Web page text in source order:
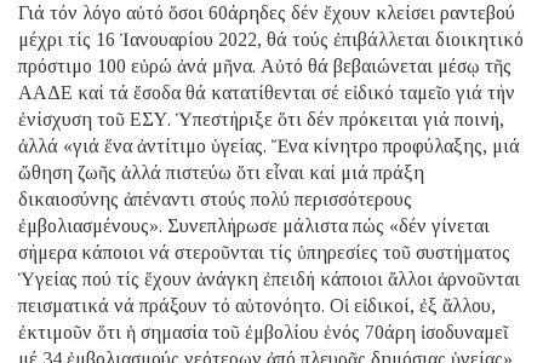
Γιά τόν λόγο αὐτό ὅσοι 60άρηδες δέν ἔχουν κλείσει ραντεβού
μέχρι τίς 16 Ἰανουαρίου 2022, θά τούς ἐπιβάλλεται διοικητικό
πρόστιμο 100 εὐρώ ἀνά μῆνα. Αὐτό θά βεβαιώνεται μέσῳ τῆς
ΑΑΔΕ καί τά ἔσοδα θά κατατίθενται σέ εἰδικό ταμεῖο γιά τήν
ἐνίσχυση τοῦ ΕΣΥ. Ὑπεστήριξε ὅτι δέν πρόκειται γιά ποινή,
ἀλλά «γιά ἕνα ἀντίτιμο ὑγείας. Ἕνα κίνητρο προφύλαξης, μιά
ὤθηση ζωῆς ἀλλά πιστεύω ὅτι εἶναι καί μιά πράξη
δικαιοσύνης ἀπέναντι στούς πολύ περισσότερους
ἐμβολιασμένους». Συνεπλήρωσε μάλιστα πώς «δέν γίνεται
σήμερα κάποιοι νά στεροῦνται τίς ὑπηρεσίες τοῦ συστήματος
Ὑγείας πού τίς ἔχουν ἀνάγκη ἐπειδή κάποιοι ἄλλοι ἀρνοῦνται
πεισματικά νά πράξουν τό αὐτονόητο. Οἱ εἰδικοί, ἐξ ἄλλου,
ἐκτιμοῦν ὅτι ἡ σημασία τοῦ ἐμβολίου ἑνός 70άρη ἰσοδυναμεῖ
μέ 34 ἐμβολιασμούς νεότερων ἀπό πλευρᾶς δημόσιας ὑγείας»